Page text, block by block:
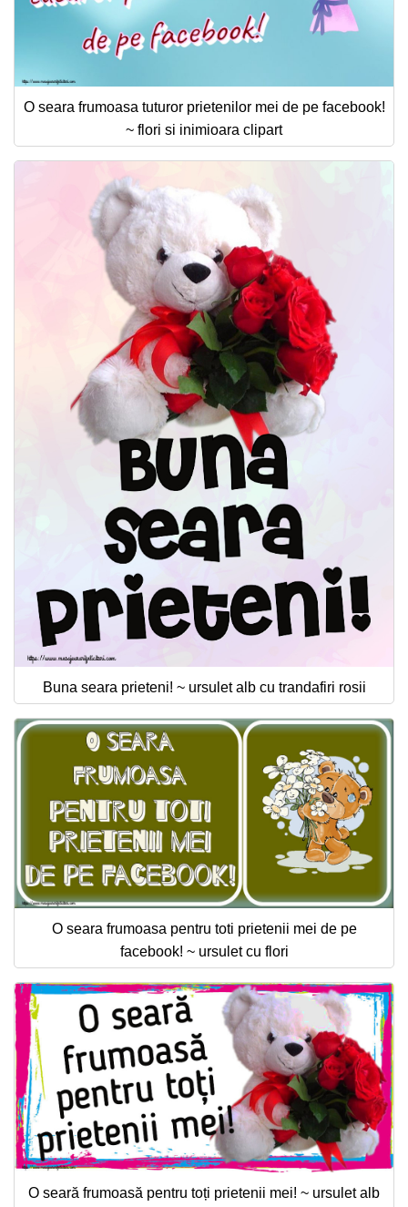
O seara frumoasa tuturor prietenilor mei de pe facebook!
~ flori si inimioara clipart
Buna seara prieteni! ~ ursulet alb cu trandafiri rosii
O seara frumoasa pentru toti prietenii mei de pe
facebook! ~ ursulet cu flori
O seară frumoasă pentru toți prietenii mei! ~ ursulet alb